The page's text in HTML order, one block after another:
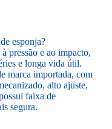
esponja?
pressão e ao impacto,
e longa vida útil.
marca importada, com
alto ajuste,
faixa de
segura.